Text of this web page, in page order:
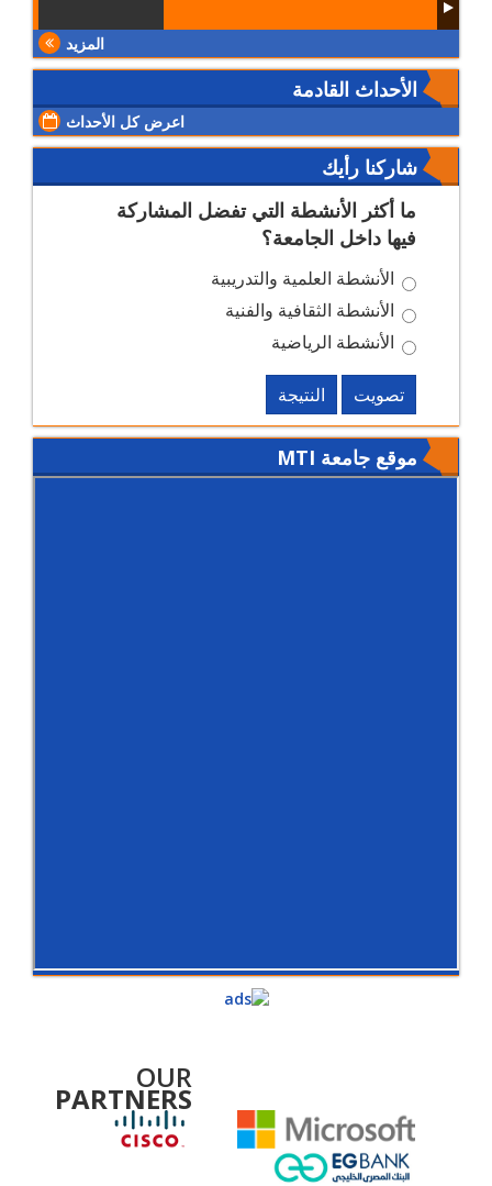
المزيد
الأحداث القادمة
اعرض كل الأحداث
شاركنا رأيك
ما أكثر الأنشطة التي تفضل المشاركة
فيها داخل الجامعة؟
الأنشطة العلمية والتدريبية
الأنشطة الثقافية والفنية
الأنشطة الرياضية
تصويت النتيجة
موقع جامعة MTI
OUR
PARTNERS